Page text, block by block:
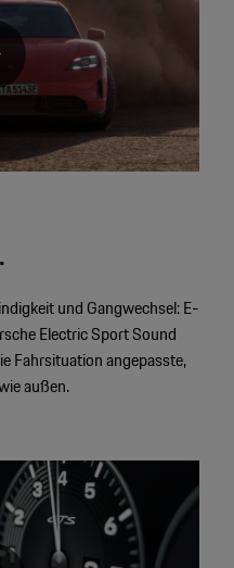
None
und Gangwechsel: E-
Electric Sport Sound
Fahrsituation angepasste,
außen.